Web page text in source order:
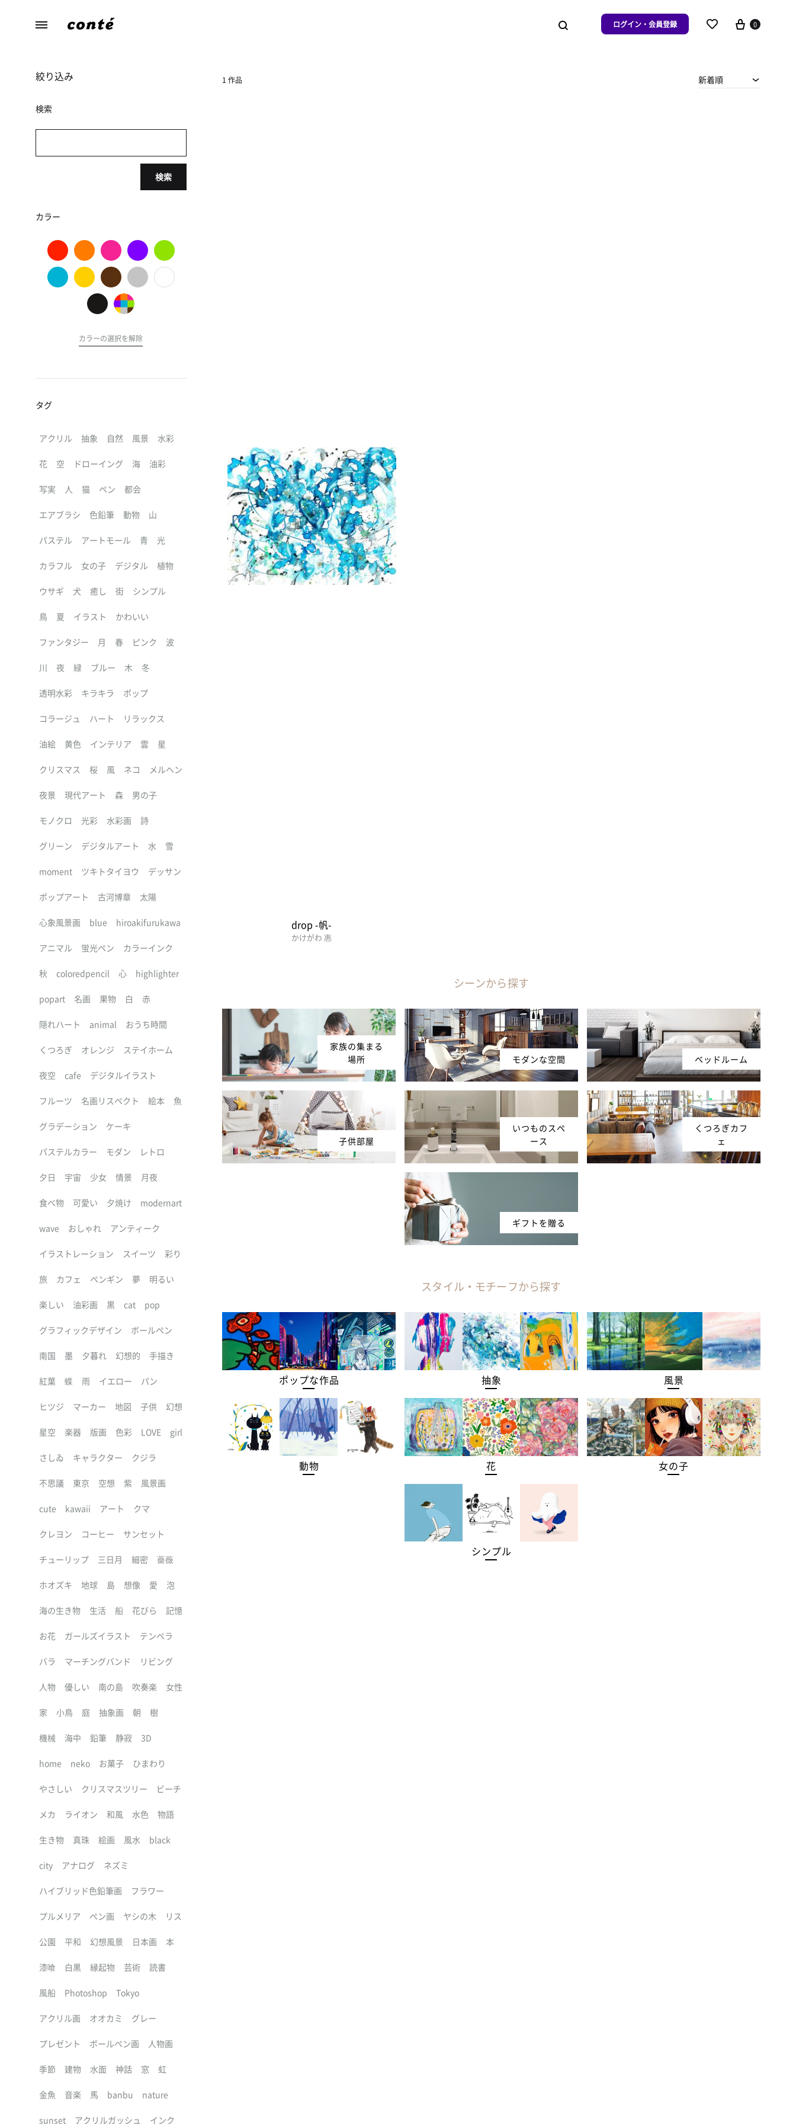
ら
た
の
ログイン・会員登録 0
1 作品 新着順
drop -帆-
かけがわ 惠
シーンから探す
家族の集まる
場所
モダンな空間 ベッドルーム
子供部屋
いつものスペ
ース
くつろぎカフ
ェ
ギフトを贈る
スタイル・モチーフから探す
ポップな作品 抽象 風景
動物 花 女の子
シンプル
絞り込み
検索
検索
カラー
カラーの選択を解除
タグ
アクリル 抽象 自然 風景 水彩
花 空 ドローイング 海 油彩
写実 人 猫 ペン 都会
エアブラシ 色鉛筆 動物 山
パステル アートモール 青 光
カラフル 女の子 デジタル 植物
ウサギ 犬 癒し 街 シンプル
鳥 夏 イラスト かわいい
ファンタジー 月 春 ピンク 波
川 夜 緑 ブルー 木 冬
透明水彩 キラキラ ポップ
コラージュ ハート リラックス
油絵 黄色 インテリア 雲 星
クリスマス 桜 風 ネコ メルヘン
夜景 現代アート 森 男の子
モノクロ 光彩 水彩画 詩
グリーン デジタルアート 水 雪
moment ツキトタイヨウ デッサン
ポップアート 古河博章 太陽
心象風景画 blue hiroakifurukawa
アニマル 蛍光ペン カラーインク
秋 coloredpencil 心 highlighter
popart 名画 果物 白 赤
隠れハート animal おうち時間
くつろぎ オレンジ ステイホーム
夜空 cafe デジタルイラスト
フルーツ 名画リスペクト 絵本 魚
グラデーション ケーキ
パステルカラー モダン レトロ
夕日 宇宙 少女 情景 月夜
食べ物 可愛い 夕焼け modernart
wave おしゃれ アンティーク
イラストレーション スイーツ 彩り
旅 カフェ ペンギン 夢 明るい
楽しい 油彩画 黒 cat pop
グラフィックデザイン ボールペン
南国 墨 夕暮れ 幻想的 手描き
紅葉 蝶 雨 イエロー パン
ヒツジ マーカー 地図 子供 幻想
星空 楽器 版画 色彩 LOVE girl
さしゐ キャラクター クジラ
不思議 東京 空想 紫 風景画
cute kawaii アート クマ
クレヨン コーヒー サンセット
チューリップ 三日月 細密 薔薇
ホオズキ 地球 島 想像 愛 泡
海の生き物 生活 船 花びら 記憶
お花 ガールズイラスト テンペラ
バラ マーチングバンド リビング
人物 優しい 南の島 吹奏楽 女性
家 小鳥 庭 抽象画 朝 樹
機械 海中 鉛筆 静寂 3D
home neko お菓子 ひまわり
やさしい クリスマスツリー ビーチ
メカ ライオン 和風 水色 物語
生き物 真珠 絵画 風水 black
city アナログ ネズミ
ハイブリッド色鉛筆画 フラワー
プルメリア ペン画 ヤシの木 リス
公園 平和 幻想風景 日本画 本
漆喰 白黒 縁起物 芸術 読書
風船 Photoshop Tokyo
アクリル画 オオカミ グレー
プレゼント ボールペン画 人物画
季節 建物 水面 神話 窓 虹
金魚 音楽 馬 banbu nature
sunset アクリルガッシュ インク